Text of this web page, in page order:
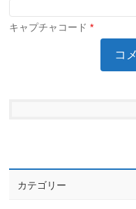
キャプチャコード *
カテゴリー